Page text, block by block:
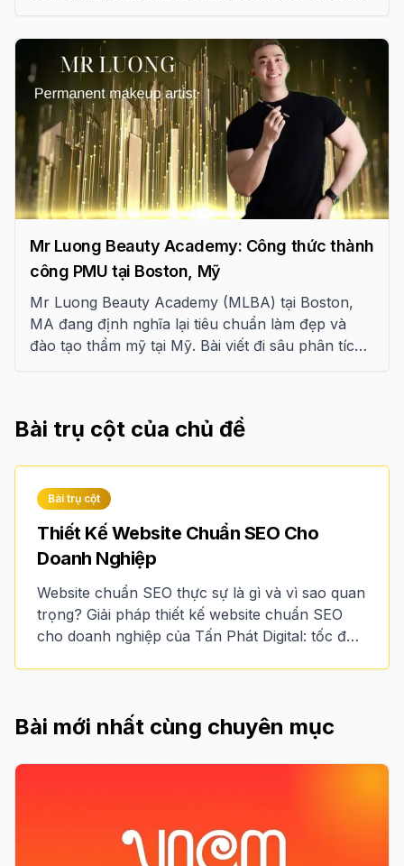
Mr Luong Beauty Academy: Công thức thành
công PMU tại Boston, Mỹ
Mr Luong Beauty Academy (MLBA) tại Boston,
MA đang định nghĩa lại tiêu chuẩn làm đẹp và
đào tạo thẩm mỹ tại Mỹ. Bài viết đi sâu phân tích
trường quốc tế. Khám phá cách MLBA giúp học
Bài trụ cột của chủ đề
Bài trụ cột
Thiết Kế Website Chuẩn SEO Cho
Doanh Nghiệp
Website chuẩn SEO thực sự là gì và vì sao quan
trọng? Giải pháp thiết kế website chuẩn SEO
cho doanh nghiệp của Tấn Phát Digital: tốc độ,
Bài mới nhất cùng chuyên mục